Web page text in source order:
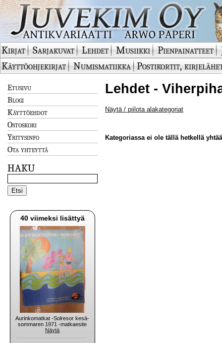
Kirjat Sarjakuvat Lehdet Musiikki Pienpainatteet
Käyttöohjekirjat
Numismatiikka Postikortit,
Etusivu
Blogi
Käyttöehdot
Ostoskori
Yritysinfo
Ota yhteyttä
HAKU
40 viimeksi lisättyä
Aurinkomatkat -Solresor kesä-
sommaren 1971 -matkaesite
Näytä
Lehdet -
Näytä / piilota alakategoriat
Kategoriassa ei ole tällä hetkellä